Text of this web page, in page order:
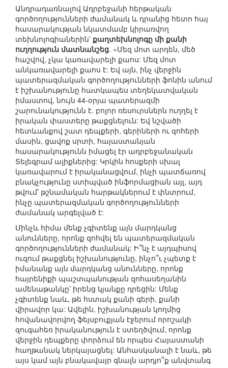
Անդրադառնալով Ադրբեջանի հերթական
գործողությունների ժամանակ և դրանից հետո հայ
հասարակության նկատմամբ կիրառվող
տեխնոլոգիաներին՝ քաղտեխնոլոգը մի քանի
ուղղություն մատնանշեց. «Մեզ մոտ արդեն, մեծ
հաշվով, չկա կառավարելի քաոս: Մեզ մոտ
անկառավարելի քաոս է: Եվ այն, ինչ վերջին
պատերազմական գործողությունների ֆոնին անում
է իշխանությունը հատկապես տեղեկատվական
իմաստով, նույն 44-օրյա պատերազմի
շարունակությունն է. բոլոր ռեսուրսներն ուղղել է
իրական փաստերը թաքցնելուն: Եվ նշվածի
հետևանքով շատ դեպքերի, գերիների ու զոհերի
մասին, ցավոք սրտի, հայաստանյան
հասարակությունն իմացել էր ադրբեջանական
Տելեգրամ ալիքներից: Կրկին հոսքերի սխալ
կառավարում է իրականացվում, ինչի պատճառով
բնակչությունը ստիպված ինֆորմացիան այլ, այդ
թվում՝ թշնամական հարթակներում է փնտրում,
ինչը պատերազմական գործողությունների
ժամանակ արգելված է:
Մինչև հիմա մենք չգիտենք այն մարդկանց
անունները, որոնք զոհվել են պատերազմական
գործողությունների ժամանակ: Ի՞նչ է այդպիսով
ուզում թաքցնել իշխանությունը, ինչո՞ւ չպետք է
իմանանք այն մարդկանց անունները, որոնք
հայրենիքի պաշտպանության զոհասեղանին
ամենաթանկը՝ իրենց կյանքը դրեցին: Մենք
չգիտենք նաև, թե հստակ քանի գերի, քանի
վիրավոր կա: Ավելին, իշխանության կողմից
հովանավորվող ֆեյսբուքյան էջերում որոշակի
զուգահեռ իրականություն է ստեղծվում, որոնք
վերջին դեպքերը փորձում են որպես Հայաստանի
հաղթանակ ներկայացնել: Անհասկանալի է նաև, թե
այս կամ այն բնակավայր գնալն արդյո՞ք անվտանգ